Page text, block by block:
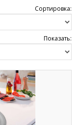
Сортировка:
Показать: